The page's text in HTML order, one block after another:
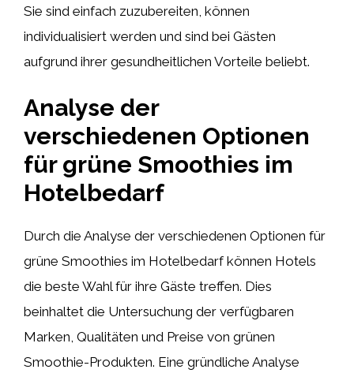
Sie sind einfach zuzubereiten, können
individualisiert werden und sind bei Gästen
aufgrund ihrer gesundheitlichen Vorteile beliebt.
Analyse der
verschiedenen Optionen
für grüne Smoothies im
Hotelbedarf
Durch die Analyse der verschiedenen Optionen für
grüne Smoothies im Hotelbedarf können Hotels
die beste Wahl für ihre Gäste treffen. Dies
beinhaltet die Untersuchung der verfügbaren
Marken, Qualitäten und Preise von grünen
Smoothie-Produkten. Eine gründliche Analyse